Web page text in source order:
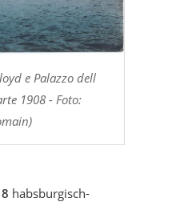
e Palazzo dell
1908 - Foto:
habsburgisch-